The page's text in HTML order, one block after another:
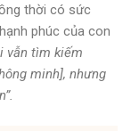
thời có sức
phúc của con
vẫn tìm kiếm
minh], nhưng